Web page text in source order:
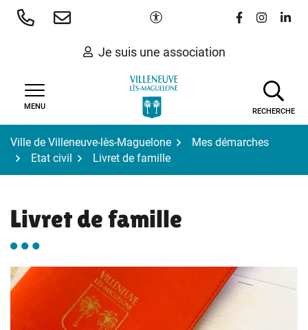
Aller
Paramètres d'accessibilité
Lien vers le
Lien vers
Lien
Je suis une association
MENU
RECHERCHE
Ville de Villeneuve-lès-Maguelone
Mes démarches
Etat civil
Livret de famille
Livret de famille